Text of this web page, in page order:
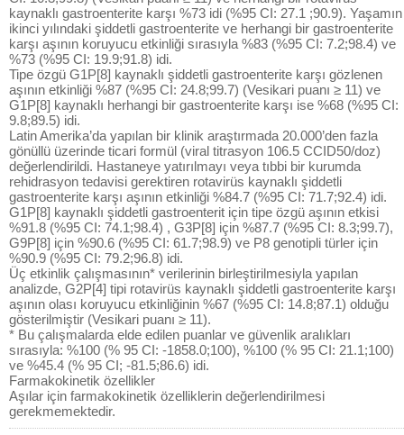
kaynaklı gastroenterite karşı %73 idi (%95 CI: 27.1 ;90.9). Yaşamın
ikinci yılındaki şiddetli gastroenterite ve herhangi bir gastroenterite
karşı aşının koruyucu etkinliği sırasıyla %83 (%95 CI: 7.2;98.4) ve
%73 (%95 CI: 19.9;91.8) idi.
Tipe özgü G1P[8] kaynaklı şiddetli gastroenterite karşı gözlenen
aşının etkinliği %87 (%95 CI: 24.8;99.7) (Vesikari puanı ≥ 11) ve
G1P[8] kaynaklı herhangi bir gastroenterite karşı ise %68 (%95 CI:
9.8;89.5) idi.
Latin Amerika’da yapılan bir klinik araştırmada 20.000’den fazla
gönüllü üzerinde ticari formül (viral titrasyon 106.5 CCID50/doz)
değerlendirildi. Hastaneye yatırılmayı veya tıbbi bir kurumda
rehidrasyon tedavisi gerektiren rotavirüs kaynaklı şiddetli
gastroenterite karşı aşının etkinliği %84.7 (%95 CI: 71.7;92.4) idi.
G1P[8] kaynaklı şiddetli gastroenterit için tipe özgü aşının etkisi
%91.8 (%95 CI: 74.1;98.4) , G3P[8] için %87.7 (%95 CI: 8.3;99.7),
G9P[8] için %90.6 (%95 CI: 61.7;98.9) ve P8 genotipli türler için
%90.9 (%95 CI: 79.2;96.8) idi.
Üç etkinlik çalışmasının* verilerinin birleştirilmesiyla yapılan
analizde, G2P[4] tipi rotavirüs kaynaklı şiddetli gastroenterite karşı
aşının olası koruyucu etkinliğinin %67 (%95 CI: 14.8;87.1) olduğu
gösterilmiştir (Vesikari puanı ≥ 11).
* Bu çalışmalarda elde edilen puanlar ve güvenlik aralıkları
sırasıyla: %100 (% 95 CI: -1858.0;100), %100 (% 95 CI: 21.1;100)
ve %45.4 (% 95 CI; -81.5;86.6) idi.
Farmakokinetik özellikler
Aşılar için farmakokinetik özelliklerin değerlendirilmesi
gerekmemektedir.